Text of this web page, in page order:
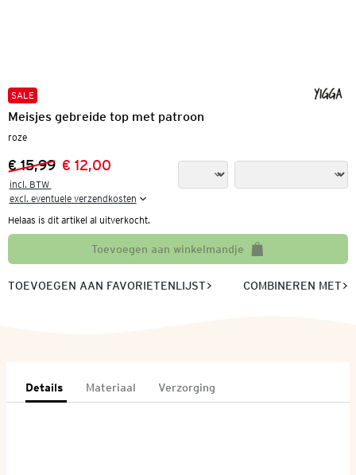
SALE
Meisjes gebreide top met patroon
roze
Vorige prijs:
€ 15,99
Nieuwe prijs:
€ 12,00
incl. BTW
excl. eventuele verzendkosten
Helaas is dit artikel al uitverkocht.
Toevoegen aan winkelmandje
TOEVOEGEN AAN FAVORIETENLIJST COMBINEREN MET
Details Materiaal Verzorging